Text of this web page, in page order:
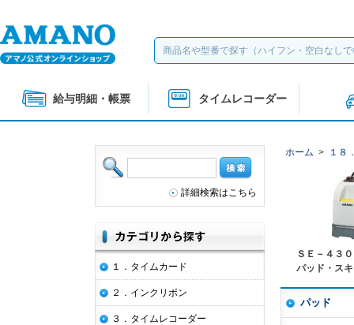
給与明細・帳票 タイムレコーダー
ホーム > １８
ＳＥ－４３
パッド・ス
パッド
詳細検索はこちら
１．タイムカード
２．インクリボン
３．タイムレコーダー